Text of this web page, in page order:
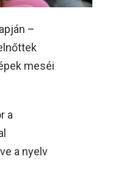
–
meséi
a
a nyelv